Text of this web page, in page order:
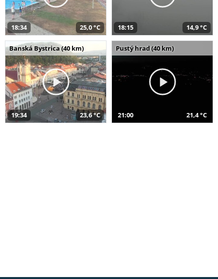
18:34 25,0 °C 18:15 14,9 °C
Banská Bystrica (40 km)
19:34 23,6 °C
Pustý hrad (40 km)
21:00 21,4 °C